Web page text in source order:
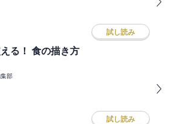
試し読み
る！ 食の描き方
部
試し読み